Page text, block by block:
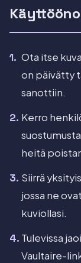
Ota itse
on päivätty
sanottiin.
Kerro
heitä
Siirrä
jossa ne
kuviollasi.
Tulevissa
Vaultaire-